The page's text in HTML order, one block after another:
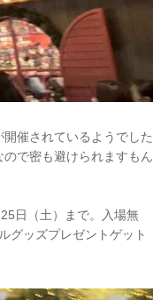
催されているようでした
で密も避けられますもん
日（土）まで。入場無
グッズプレゼントゲット